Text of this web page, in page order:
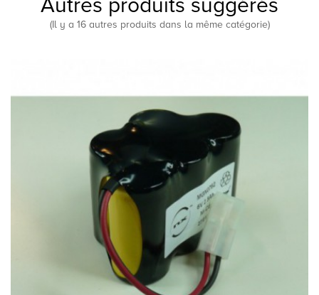
Autres produits suggérés
(Il y a 16 autres produits dans la même catégorie)